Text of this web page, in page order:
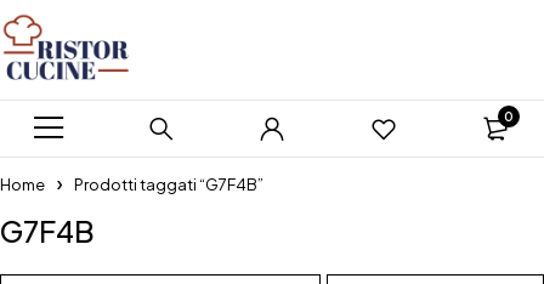
0
Home Prodotti taggati “G7F4B”
G7F4B